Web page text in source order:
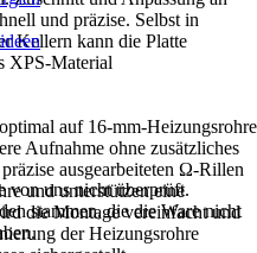
und präzise. Selbst in
Kellern kann die Platte
XPS-Material
auf 16-mm-Heizungsrohre
Aufnahme ohne zusätzliches
ausgearbeiteten Ω-Rillen
und unterstützen eine
die Montage vereinfacht und
der Heizungsrohre
von uns nicht überprüft.
stammen, die die Ware nicht